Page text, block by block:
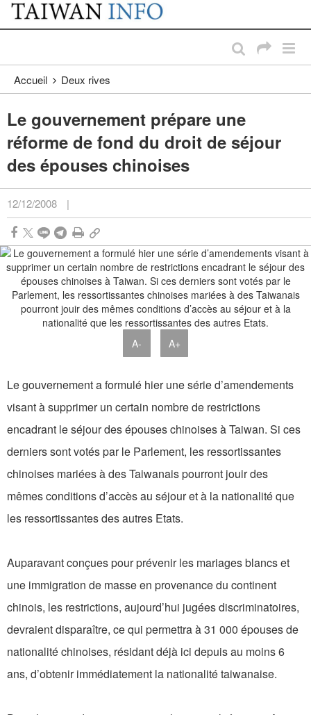
Passer au contenu principal
:::
Accueil Deux rives
Le gouvernement prépare une
réforme de fond du droit de séjour
des épouses chinoises
12/12/2008 |
A- A+
Le gouvernement a formulé hier une série d’amendements
visant à supprimer un certain nombre de restrictions
encadrant le séjour des épouses chinoises à Taiwan. Si ces
derniers sont votés par le Parlement, les ressortissantes
chinoises mariées à des Taiwanais pourront jouir des
mêmes conditions d’accès au séjour et à la nationalité que
les ressortissantes des autres Etats.
Auparavant conçues pour prévenir les mariages blancs et
une immigration de masse en provenance du continent
chinois, les restrictions, aujourd’hui jugées discriminatoires,
devraient disparaître, ce qui permettra à 31 000 épouses de
nationalité chinoises, résidant déjà ici depuis au moins 6
ans, d’obtenir immédiatement la nationalité taiwanaise.